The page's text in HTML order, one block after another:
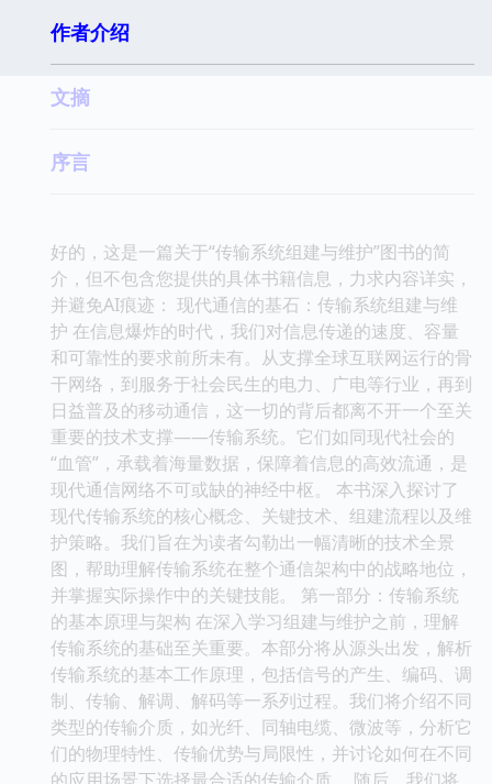
作者介绍
文摘
序言
好的，这是一篇关于“传输系统组建与维护”图书的简
介，但不包含您提供的具体书籍信息，力求内容详实，
并避免AI痕迹： 现代通信的基石：传输系统组建与维
护 在信息爆炸的时代，我们对信息传递的速度、容量
和可靠性的要求前所未有。从支撑全球互联网运行的骨
干网络，到服务于社会民生的电力、广电等行业，再到
日益普及的移动通信，这一切的背后都离不开一个至关
重要的技术支撑——传输系统。它们如同现代社会的
“血管”，承载着海量数据，保障着信息的高效流通，是
现代通信网络不可或缺的神经中枢。 本书深入探讨了
现代传输系统的核心概念、关键技术、组建流程以及维
护策略。我们旨在为读者勾勒出一幅清晰的技术全景
图，帮助理解传输系统在整个通信架构中的战略地位，
并掌握实际操作中的关键技能。 第一部分：传输系统
的基本原理与架构 在深入学习组建与维护之前，理解
传输系统的基础至关重要。本部分将从源头出发，解析
传输系统的基本工作原理，包括信号的产生、编码、调
制、传输、解调、解码等一系列过程。我们将介绍不同
类型的传输介质，如光纤、同轴电缆、微波等，分析它
们的物理特性、传输优势与局限性，并讨论如何在不同